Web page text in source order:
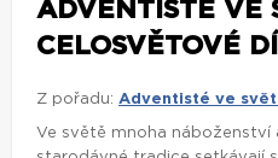
ADVENTISTÉ VE
CELOSVĚTOVÉ
Z pořadu: Adventisté ve
Ve světě mnoha náboženství